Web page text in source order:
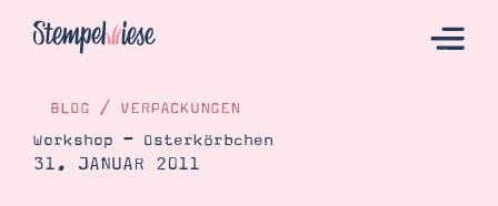
BLOG / VERPACKUNGEN
Workshop – Osterkörbchen
31. JANUAR 2011